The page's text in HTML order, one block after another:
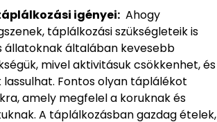
igényei: Ahogy
táplálkozási szükségleteik is
állatoknak általában kevesebb
mivel aktivitásuk csökkenhet, és
lassulhat. Fontos olyan táplálékot
amely megfelel a koruknak és
A táplálkozásban gazdag ételek,